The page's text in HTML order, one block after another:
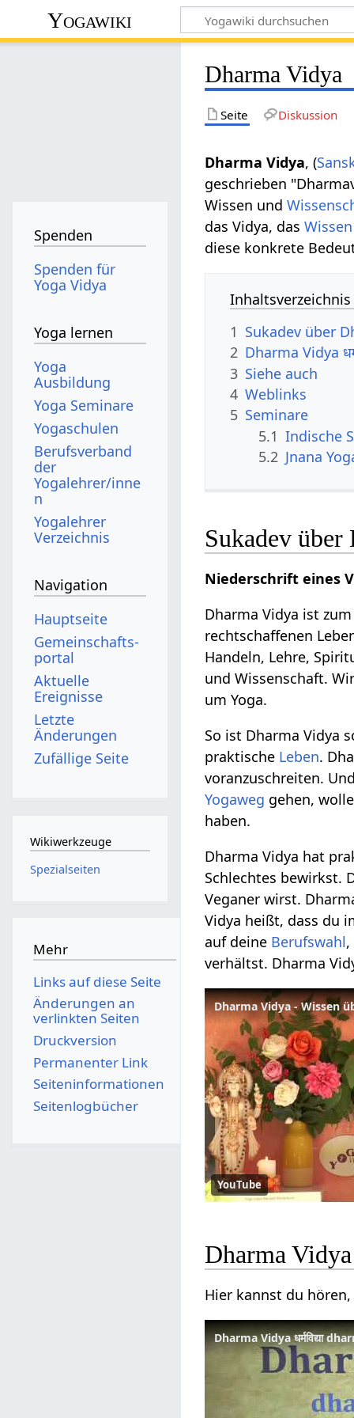
Yogawiki
Dharma Vidya
Seite Diskussion
Dharma Vidya, (
geschrieben
Wissen und
das Vidya, dasWissen
diese konkrete
Inhaltsverzeichnis
1 Sukadev über
2 Dharma Vidya
3 Siehe auch
4 Weblinks
5 Seminare
5.1 Indische
5.2 Jnana
Sukadev
Niederschrift eines
Dharma Vidya ist
rechtschaffenen
Handeln, Lehre,
und Wissenschaft.
um Yoga.
So ist Dharma Vidya
praktische Leben.
voranzuschreiten.
Yogaweg gehen,
haben.
Dharma Vidya hat
Schlechtes bewirkst.
Veganer wirst.
Vidya heißt, dass du
auf deine Berufswahl
verhältst. Dharma
Dharma Vidya - Wissen
YouTube
Dharma Vidya
Hier kannst du hören,
Dharma Vidya धर्मविद्या
Spenden
Spenden für
Yoga Vidya
Yoga lernen
Yoga
Ausbildung
Yoga Seminare
Yogaschulen
Berufsverband
der
Yogalehrer/inne
n
Yogalehrer
Verzeichnis
Navigation
Hauptseite
Gemeinschafts­
portal
Aktuelle
Ereignisse
Letzte
Änderungen
Zufällige Seite
Wikiwerkzeuge
Spezialseiten
Mehr
Links auf diese Seite
Änderungen an
verlinkten Seiten
Druckversion
Permanenter Link
Seiten­­informationen
Seitenlogbücher